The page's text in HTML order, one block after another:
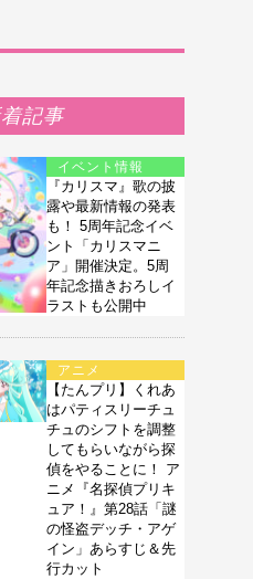
記事
イベント情報
『カリスマ』歌の披
露や最新情報の発表
も！ 5周年記念イベ
ント「カリスマニ
ア」開催決定。5周
年記念描きおろしイ
ラストも公開中
アニメ
【たんプリ】くれあ
はパティスリーチュ
チュのシフトを調整
してもらいながら探
偵をやることに！ ア
ニメ『名探偵プリキ
ュア！』第28話「謎
の怪盗デッチ・アゲ
イン」あらすじ＆先
行カット